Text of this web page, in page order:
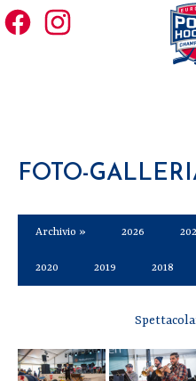
FOTO-
Archivio » 2026
2020 2019 2018